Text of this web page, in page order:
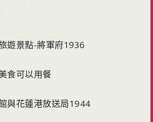
遊景點-將軍府1936
食可以用餐
與花蓮港放送局1944